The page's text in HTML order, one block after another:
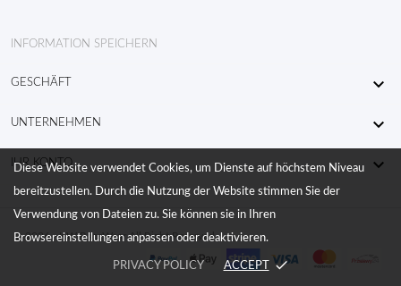
INFORMATION SPEICHERN
GESCHÄFT 
UNTERNEHMEN 
IHR KONTO 
Diese Website verwendet Cookies, um Dienste auf höchstem Niveau
bereitzustellen. Durch die Nutzung der Website stimmen Sie der
Verwendung von Dateien zu. Sie können sie in Ihren
Browsereinstellungen anpassen oder deaktivieren.
PRIVACY POLICY ACCEPT done
© 2026 - KW RaceWear All Right Reserved